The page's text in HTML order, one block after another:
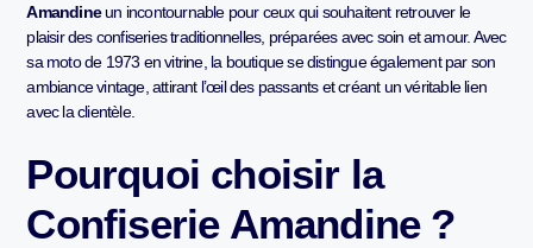
Amandineun incontournable pour ceux qui souhaitent retrouver le
plaisir des confiseries traditionnelles, préparées avec soin et amour. Avec
sa moto de 1973 en vitrine, la boutique se distingue également par son
ambiance vintage, attirant l’œil des passants et créant un véritable lien
avec la clientèle.
Pourquoi choisir la
Confiserie Amandine ?